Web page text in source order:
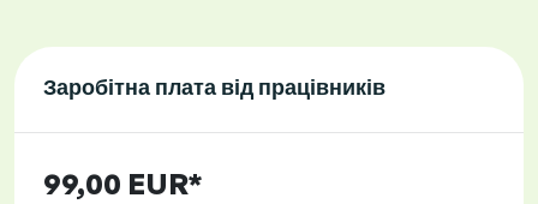
Заробітна плата від працівників
99,00 EUR*